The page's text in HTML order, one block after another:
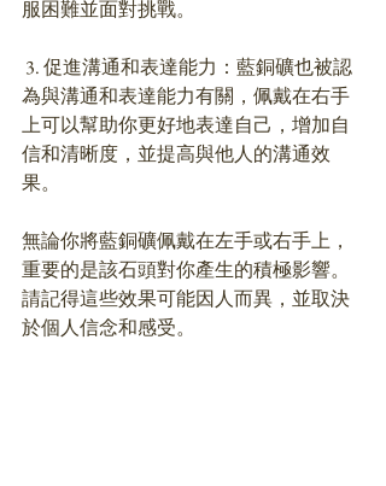
服困難並面對挑戰。
為與溝通和表達能力有關，佩戴在右手
上可以幫助你更好地表達自己，增加自
信和清晰度，並提高與他人的溝通效
果。
無論你將藍銅礦佩戴在左手或右手上，
重要的是該石頭對你產生的積極影響。
請記得這些效果可能因人而異，並取決
於個人信念和感受。